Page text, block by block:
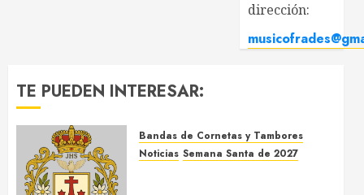
dirección:
TE PUEDEN INTERESAR:
Bandas de Cornetas y Tambores
Noticias Semana Santa de 2027